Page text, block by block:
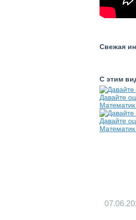
Свежая
С этим
Давайте
Давайте